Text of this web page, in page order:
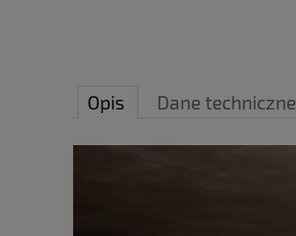
Opis Dane techniczne